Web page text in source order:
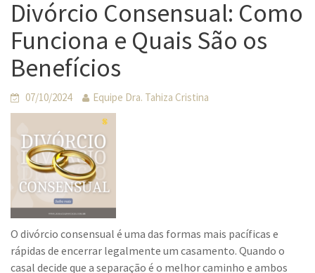
Divórcio Consensual: Como
Funciona e Quais São os
Benefícios
07/10/2024 Equipe Dra. Tahiza Cristina
O divórcio consensual é uma das formas mais pacíficas e
rápidas de encerrar legalmente um casamento. Quando o
casal decide que a separação é o melhor caminho e ambos